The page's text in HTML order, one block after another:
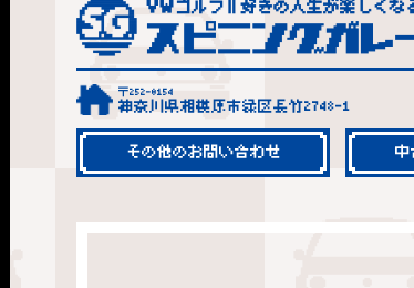
〒252-0154
神奈川県相模原市緑区長竹2748-1
その他のお問い合わせ 中